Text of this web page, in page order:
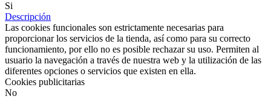
Si
Descripción
Las cookies funcionales son estrictamente necesarias para
proporcionar los servicios de la tienda, así como para su correcto
funcionamiento, por ello no es posible rechazar su uso. Permiten al
usuario la navegación a través de nuestra web y la utilización de las
diferentes opciones o servicios que existen en ella.
Cookies publicitarias
No